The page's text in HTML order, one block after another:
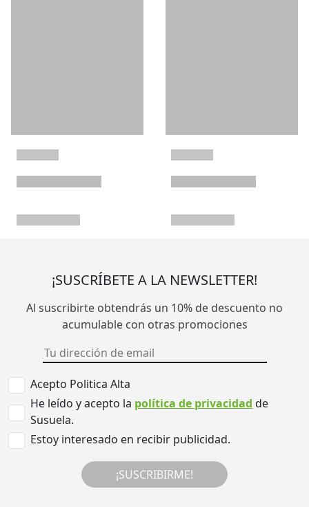
¡SUSCRÍBETE A LA NEWSLETTER!
Al suscribirte obtendrás un 10% de descuento no
acumulable con otras promociones
Acepto Politica Alta
He leído y acepto la política de privacidad de
Susuela.
Estoy interesado en recibir publicidad.
¡SUSCRIBIRME!